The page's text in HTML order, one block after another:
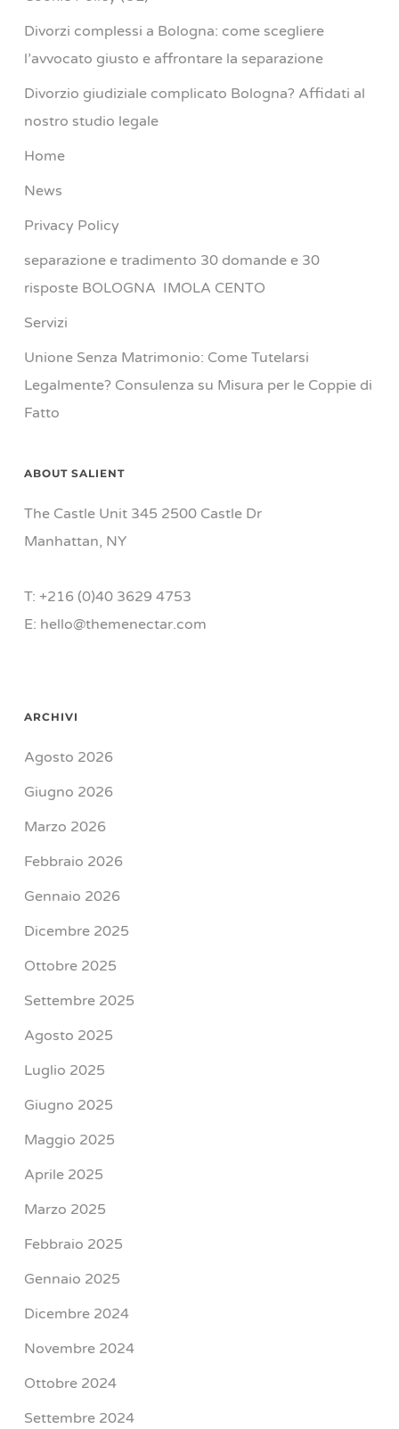
Divorzi complessi a Bologna: come scegliere
l’avvocato giusto e affrontare la separazione
Divorzio giudiziale complicato Bologna? Affidati al
nostro studio legale
Home
News
Privacy Policy
separazione e tradimento 30 domande e 30
risposte BOLOGNA IMOLA CENTO
Servizi
Unione Senza Matrimonio: Come Tutelarsi
Legalmente? Consulenza su Misura per le Coppie di
Fatto
ABOUT SALIENT
The Castle Unit 345 2500 Castle Dr
Manhattan, NY
T: +216 (0)40 3629 4753
E: hello@themenectar.com
ARCHIVI
Agosto 2026
Giugno 2026
Marzo 2026
Febbraio 2026
Gennaio 2026
Dicembre 2025
Ottobre 2025
Settembre 2025
Agosto 2025
Luglio 2025
Giugno 2025
Maggio 2025
Aprile 2025
Marzo 2025
Febbraio 2025
Gennaio 2025
Dicembre 2024
Novembre 2024
Ottobre 2024
Settembre 2024